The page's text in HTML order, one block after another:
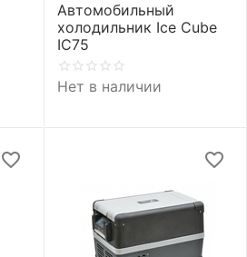
Автомобильный
холодильник Ice Cube
IC75
Нет в наличии